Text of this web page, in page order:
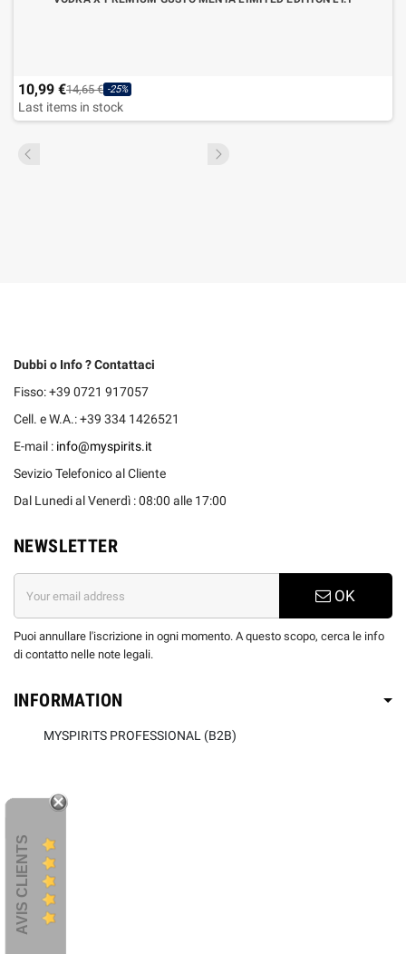
10,99 €14,65 € -25%
Last items in stock
Dubbi o Info ? Contattaci
Fisso: +39 0721 917057
Cell. e W.A.: +39 334 1426521
E-mail : info@myspirits.it
Sevizio Telefonico al Cliente
Dal Lunedi al Venerdì : 08:00 alle 17:00
NEWSLETTER
OK
Puoi annullare l'iscrizione in ogni momento. A questo scopo, cerca le info
di contatto nelle note legali.
INFORMATION
MYSPIRITS PROFESSIONAL (B2B)
AVIS CLIENTS